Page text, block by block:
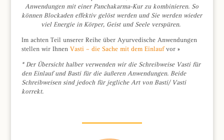
Anwendungen mit einer Panchakarma-Kur zu kombinieren. So
können Blockaden effektiv gelöst werden und Sie werden wieder
viel Energie in Körper, Geist und Seele verspüren.
​Im achten Teil unserer Reihe über Ayurvedische Anwendungen
stellen wir Ihnen Vasti – die Sache mit dem Einlaufvor »
* Der Übersicht halber verwenden wir die Schreibweise Vasti für
den Einlauf und Basti für die äußeren Anwendungen. Beide
Schreibweisen sind jedoch für jegliche Art von Basti/ Vasti
korrekt.